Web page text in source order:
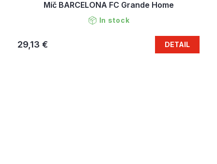
Míč BARCELONA FC Grande Home
In stock
29,13 € DETAIL